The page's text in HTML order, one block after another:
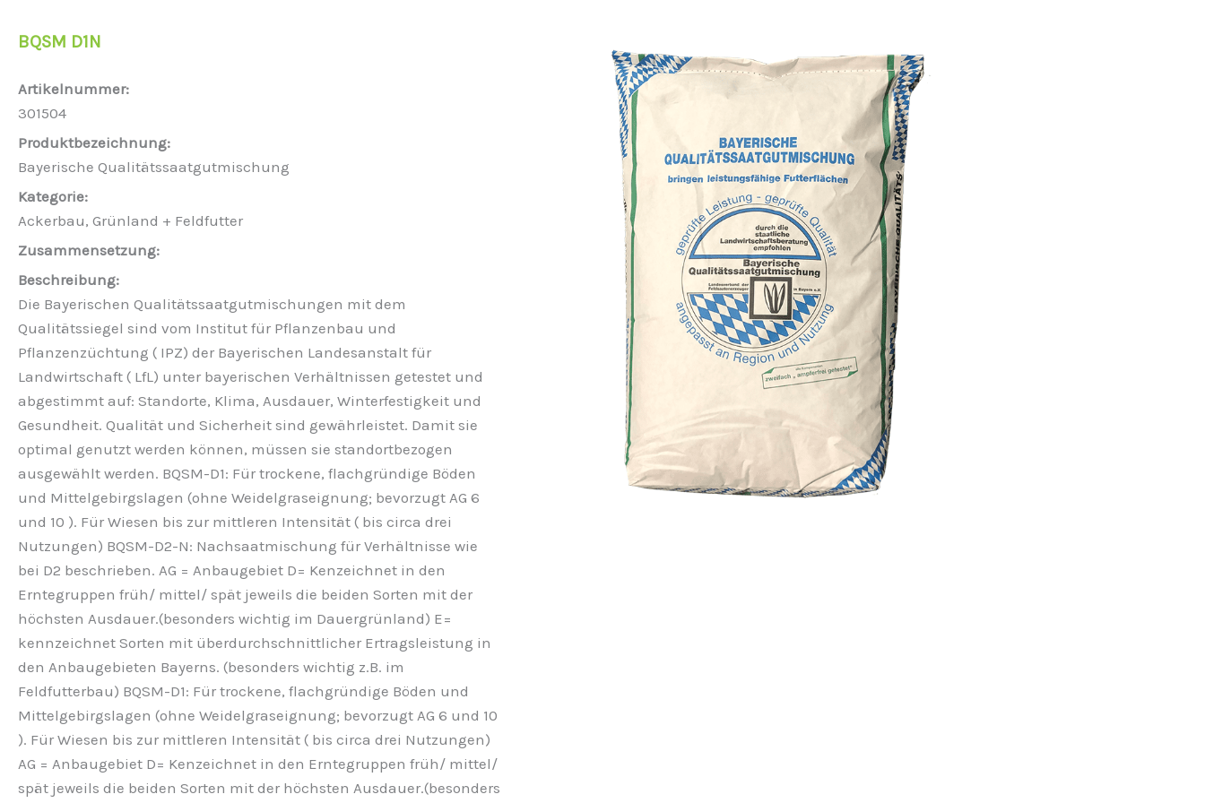
BQSM D1N
301504
Bayerische Qualitätssaatgutmischung
Ackerbau, Grünland + Feldfutter
Die Bayerischen Qualitätssaatgutmischungen mit dem
Qualitätssiegel sind vom Institut für Pflanzenbau und
Pflanzenzüchtung ( IPZ) der Bayerischen Landesanstalt für
Landwirtschaft ( LfL) unter bayerischen Verhältnissen getestet und
abgestimmt auf: Standorte, Klima, Ausdauer, Winterfestigkeit und
Gesundheit. Qualität und Sicherheit sind gewährleistet. Damit sie
optimal genutzt werden können, müssen sie standortbezogen
ausgewählt werden. BQSM-D1: Für trockene, flachgründige Böden
und Mittelgebirgslagen (ohne Weidelgraseignung; bevorzugt AG 6
und 10 ). Für Wiesen bis zur mittleren Intensität ( bis circa drei
Nutzungen) BQSM-D2-N: Nachsaatmischung für Verhältnisse wie
bei D2 beschrieben. AG = Anbaugebiet D= Kenzeichnet in den
Erntegruppen früh/ mittel/ spät jeweils die beiden Sorten mit der
höchsten Ausdauer.(besonders wichtig im Dauergrünland) E=
kennzeichnet Sorten mit überdurchschnittlicher Ertragsleistung in
den Anbaugebieten Bayerns. (besonders wichtig z.B. im
Feldfutterbau) BQSM-D1: Für trockene, flachgründige Böden und
Mittelgebirgslagen (ohne Weidelgraseignung; bevorzugt AG 6 und 10
). Für Wiesen bis zur mittleren Intensität ( bis circa drei Nutzungen)
AG = Anbaugebiet D= Kenzeichnet in den Erntegruppen früh/ mittel/
spät jeweils die beiden Sorten mit der höchsten Ausdauer.(besonders